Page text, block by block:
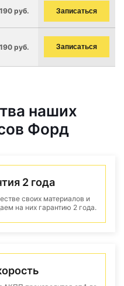
руб. Записаться
руб. Записаться
наших
Форд
2 года
своих материалов и
на них гарантию 2 года.